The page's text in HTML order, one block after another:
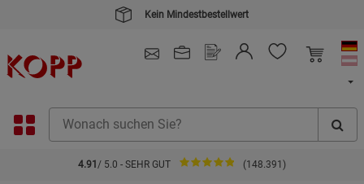
Kein Mindestbestellwert
4.91 / 5.0 - SEHR GUT (148.391)